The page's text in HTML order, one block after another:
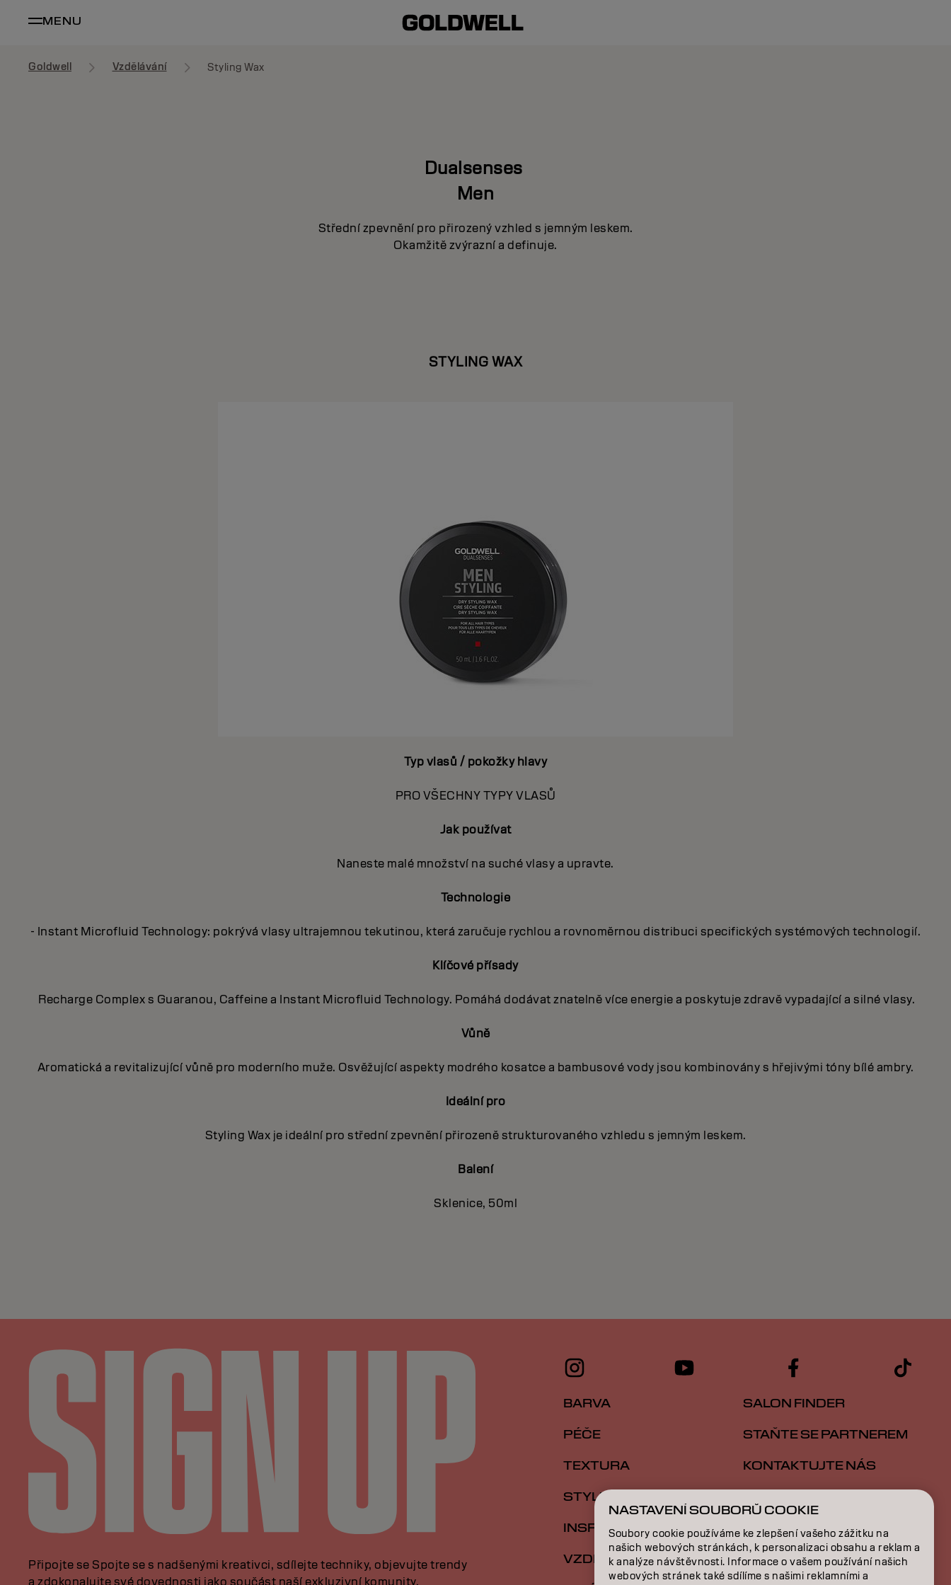
MENU
Goldwell Vzdělávání Styling Wax
Dualsenses
Men
Střední zpevnění pro přirozený vzhled s jemným leskem.
Okamžitě zvýrazní a definuje.
STYLING WAX
Typ vlasů / pokožky hlavy
PRO VŠECHNY TYPY VLASŮ
Jak používat
Naneste malé množství na suché vlasy a upravte.
Technologie
- Instant Microfluid Technology: pokrývá vlasy ultrajemnou tekutinou, která zaručuje rychlou a rovnoměrnou distribuci specifických systémových technologií.
Klíčové přísady
Recharge Complex s Guaranou, Caffeine a Instant Microfluid Technology. Pomáhá dodávat znatelně více energie a poskytuje zdravě vypadající a silné vlasy.
Vůně
Aromatická a revitalizující vůně pro moderního muže. Osvěžující aspekty modrého kosatce a bambusové vody jsou kombinovány s hřejivými tóny bílé ambry.
Ideální pro
Styling Wax je ideální pro střední zpevnění přirozeně strukturovaného vzhledu s jemným leskem.
Balení
Sklenice, 50ml
Připojte se Spojte se s nadšenými kreativci, sdílejte techniky, objevujte trendy
a zdokonalujte své dovednosti jako součást naší exkluzivní komunity.
BARVA
PÉČE
TEXTURA
STYLING
INSPIRACE
VZDĚLÁVÁNÍ
SALON FINDER
STAŇTE SE PARTNEREM
KONTAKTUJTE NÁS
NASTAVENÍ SOUBORŮ COOKIE
Soubory cookie používáme ke zlepšení vašeho zážitku na
našich webových stránkách, k personalizaci obsahu a reklam a
k analýze návštěvnosti. Informace o vašem používání našich
webových stránek také sdílíme s našimi reklamními a